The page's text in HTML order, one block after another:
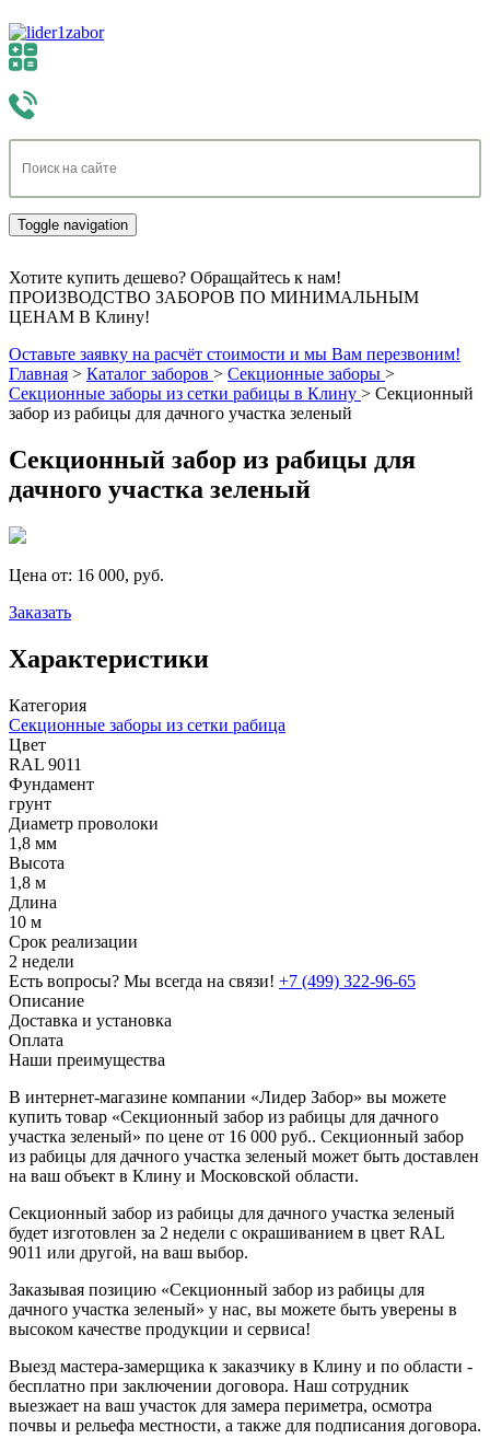
Toggle navigation
Хотите купить дешево? Обращайтесь к нам!
ПРОИЗВОДСТВО ЗАБОРОВ ПО МИНИМАЛЬНЫМ
ЦЕНАМ В Клину!
Оставьте заявку на расчёт стоимости и мы Вам перезвоним!
Главная > Каталог заборов > Секционные заборы >
Секционные заборы из сетки рабицы в Клину > Секционный
забор из рабицы для дачного участка зеленый
Секционный забор из рабицы для
дачного участка зеленый
Цена от: 16 000, руб.
Заказать
Характеристики
Категория
Секционные заборы из сетки рабица
Цвет
RAL 9011
Фундамент
грунт
Диаметр проволоки
1,8 мм
Высота
1,8 м
Длина
10 м
Срок реализации
2 недели
Есть вопросы? Мы всегда на связи! +7 (499) 322-96-65
Описание
Доставка и установка
Оплата
Наши преимущества
В интернет-магазине компании «Лидер Забор» вы можете
купить товар «Секционный забор из рабицы для дачного
участка зеленый» по цене от 16 000 руб.. Секционный забор
из рабицы для дачного участка зеленый может быть доставлен
на ваш объект в Клину и Московской области.
Секционный забор из рабицы для дачного участка зеленый
будет изготовлен за 2 недели с окрашиванием в цвет RAL
9011 или другой, на ваш выбор.
Заказывая позицию «Секционный забор из рабицы для
дачного участка зеленый» у нас, вы можете быть уверены в
высоком качестве продукции и сервиса!
Выезд мастера-замерщика к заказчику в Клину и по области -
бесплатно при заключении договора. Наш сотрудник
выезжает на ваш участок для замера периметра, осмотра
почвы и рельефа местности, а также для подписания договора.